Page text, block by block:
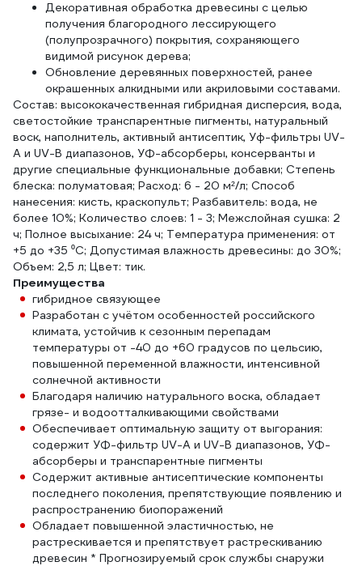
Декоративная обработка древесины с целью
получения благородного лессирующего
(полупрозрачного) покрытия, сохраняющего
видимой рисунок дерева;
Обновление деревянных поверхностей, ранее
окрашенных алкидными или акриловыми составами.
Состав: высококачественная гибридная дисперсия, вода,
светостойкие транспарентные пигменты, натуральный
воск, наполнитель, активный антисептик, Уф-фильтры UV-
A и UV-B диапазонов, УФ-абсорберы, консерванты и
другие специальные функциональные добавки; Степень
блеска: полуматовая; Расход: 6 - 20 м²/л; Способ
нанесения: кисть, краскопульт; Разбавитель: вода, не
более 10%; Количество слоев: 1 - 3; Межслойная сушка: 2
ч; Полное высыхание: 24 ч; Температура применения: от
+5 до +35 ⁰С; Допустимая влажность древесины: до 30%;
Объем: 2,5 л; Цвет: тик.
Преимущества
гибридное связующее
Разработан с учётом особенностей российского
климата, устойчив к сезонным перепадам
температуры от -40 до +60 градусов по цельсию,
повышенной переменной влажности, интенсивной
солнечной активности
Благодаря наличию натурального воска, обладает
грязе- и водоотталкивающими свойствами
Обеспечивает оптимальную защиту от выгорания:
содержит УФ-фильтр UV-A и UV-B диапазонов, УФ-
абсорберы и транспарентные пигменты
Содержит активные антисептические компоненты
последнего поколения, препятствующие появлению и
распространению биопоражений
Обладает повышенной эластичностью, не
растрескивается и препятствует растрескиванию
древесин * Прогнозируемый срок службы снаружи